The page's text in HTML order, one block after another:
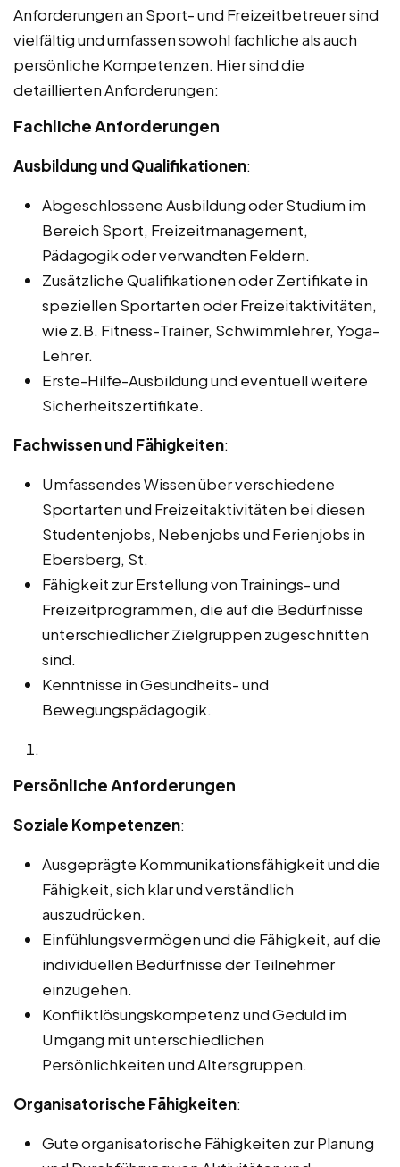
Anforderungen an Sport- und Freizeitbetreuer sind
vielfältig und umfassen sowohl fachliche als auch
persönliche Kompetenzen. Hier sind die
detaillierten Anforderungen:
Fachliche Anforderungen
Ausbildung und Qualifikationen:
Abgeschlossene Ausbildung oder Studium im
Bereich Sport, Freizeitmanagement,
Pädagogik oder verwandten Feldern.
Zusätzliche Qualifikationen oder Zertifikate in
speziellen Sportarten oder Freizeitaktivitäten,
wie z.B. Fitness-Trainer, Schwimmlehrer, Yoga-
Lehrer.
Erste-Hilfe-Ausbildung und eventuell weitere
Sicherheitszertifikate.
Fachwissen und Fähigkeiten:
Umfassendes Wissen über verschiedene
Sportarten und Freizeitaktivitäten bei diesen
Studentenjobs, Nebenjobs und Ferienjobs in
Ebersberg, St.
Fähigkeit zur Erstellung von Trainings- und
Freizeitprogrammen, die auf die Bedürfnisse
unterschiedlicher Zielgruppen zugeschnitten
sind.
Kenntnisse in Gesundheits- und
Bewegungspädagogik.
Persönliche Anforderungen
Soziale Kompetenzen:
Ausgeprägte Kommunikationsfähigkeit und die
Fähigkeit, sich klar und verständlich
auszudrücken.
Einfühlungsvermögen und die Fähigkeit, auf die
individuellen Bedürfnisse der Teilnehmer
einzugehen.
Konfliktlösungskompetenz und Geduld im
Umgang mit unterschiedlichen
Persönlichkeiten und Altersgruppen.
Organisatorische Fähigkeiten:
Gute organisatorische Fähigkeiten zur Planung